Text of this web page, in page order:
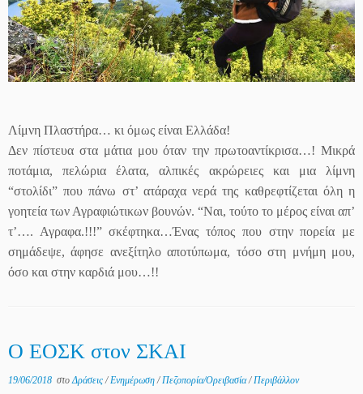
Λίμνη Πλαστήρα… κι όμως είναι Ελλάδα!
Δεν πίστευα στα μάτια μου όταν την πρωτοαντίκρισα…! Μικρά
ποτάμια, πελώρια έλατα, αλπικές ακρώρειες και μια λίμνη
“στολίδι” που πάνω στ’ ατάραχα νερά της καθρεφτίζεται όλη η
γοητεία των Αγραφιώτικων βουνών. “Ναι, τούτο το μέρος είναι απ’
τ’…. Αγραφα.!!!” σκέφτηκα…Ένας τόπος που στην πορεία με
σημάδεψε, άφησε ανεξίτηλο αποτύπωμα, τόσο στη μνήμη μου,
όσο και στην καρδιά μου…!!
Ο ΕΟΣΚ στον ΣΚΑΙ
19/06/2018 στοΔράσεις/Ενημέρωση/Πεζοπορία/Ορειβασία/Περιβάλλον